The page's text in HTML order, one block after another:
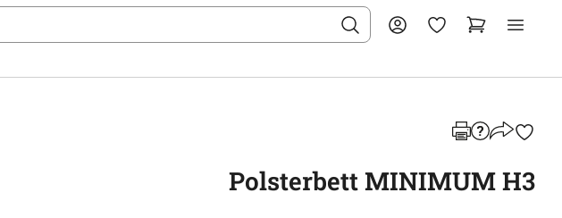
Polsterbett MINIMUM H3